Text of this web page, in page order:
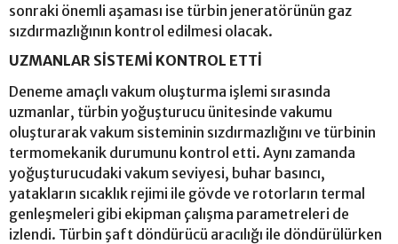
sonraki önemli aşaması ise türbin jeneratörünün gaz
sızdırmazlığının kontrol edilmesi olacak.
UZMANLAR SİSTEMİ KONTROL ETTİ
Deneme amaçlı vakum oluşturma işlemi sırasında
uzmanlar, türbin yoğuşturucu ünitesinde vakumu
oluşturarak vakum sisteminin sızdırmazlığını ve türbinin
termomekanik durumunu kontrol etti. Aynı zamanda
yoğuşturucudaki vakum seviyesi, buhar basıncı,
yatakların sıcaklık rejimi ile gövde ve rotorların termal
genleşmeleri gibi ekipman çalışma parametreleri de
izlendi. Türbin şaft döndürücü aracılığı ile döndürülürken